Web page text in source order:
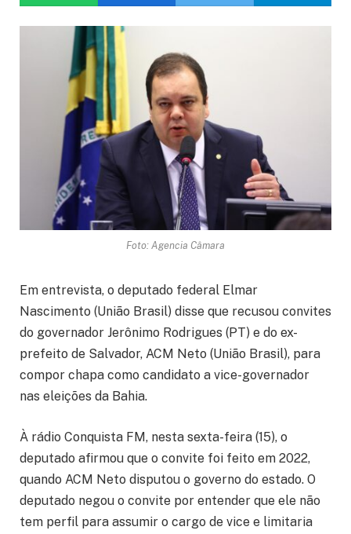
Foto: Agencia Câmara
Em entrevista, o deputado federal Elmar
Nascimento (União Brasil) disse que recusou convites
do governador Jerônimo Rodrigues (PT) e do ex-
prefeito de Salvador, ACM Neto (União Brasil), para
compor chapa como candidato a vice-governador
nas eleições da Bahia.
À rádio Conquista FM, nesta sexta-feira (15), o
deputado afirmou que o convite foi feito em 2022,
quando ACM Neto disputou o governo do estado. O
deputado negou o convite por entender que ele não
tem perfil para assumir o cargo de vice e limitaria